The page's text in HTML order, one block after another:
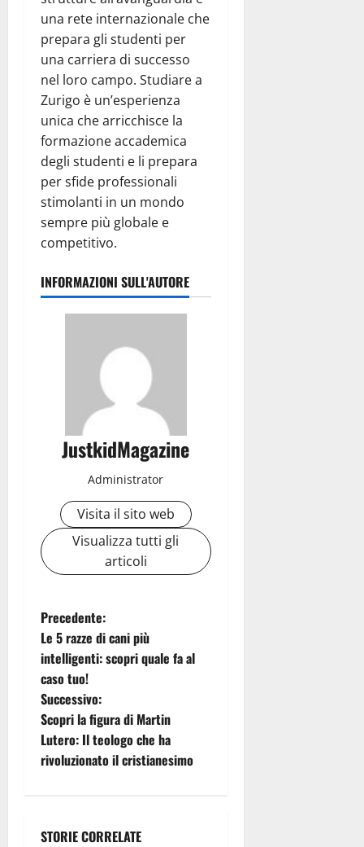
una rete internazionale che
prepara gli studenti per
una carriera di successo
nel loro campo. Studiare a
Zurigo è un’esperienza
unica che arricchisce la
formazione accademica
degli studenti e li prepara
per sfide professionali
stimolanti in un mondo
sempre più globale e
competitivo.
INFORMAZIONI SULL'AUTORE
JustkidMagazine
Administrator
Visita il sito web
Visualizza tutti gli
articoli
N
a
v
i
g
z
Precedente:
Le 5 razze di cani più
intelligenti: scopri quale fa al
caso tuo!
Successivo:
Scopri la figura di Martin
Lutero: Il teologo che ha
rivoluzionato il cristianesimo
STORIE CORRELATE